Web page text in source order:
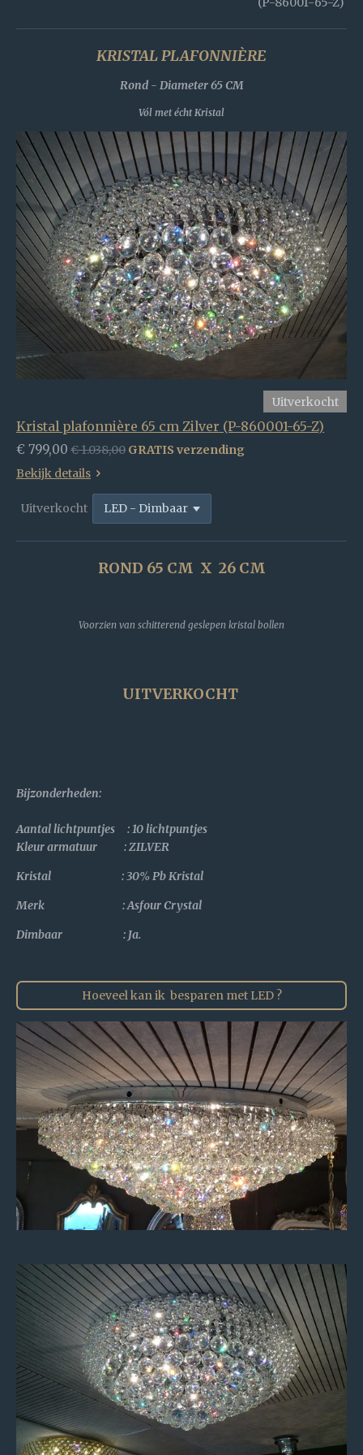
KRISTAL PLAFONNIÈRE
Rond - Diameter 65 CM
Vól met écht Kristal
Uitverkocht
Kristal plafonnière 65 cm Zilver (P-860001-65-Z)
€ 799,00 € 1.038,00 GRATIS verzending
Bekijk details
Uitverkocht
ROND 65 CM X 26 CM
Voorzien van schitterend geslepen kristal bollen
UITVERKOCHT
Bijzonderheden:
Aantal lichtpuntjes : 10 lichtpuntjes
Kleur armatuur : ZILVER
Kristal : 30% Pb Kristal
Merk : Asfour Crystal
Dimbaar : Ja.
Hoeveel kan ik besparen met LED ?